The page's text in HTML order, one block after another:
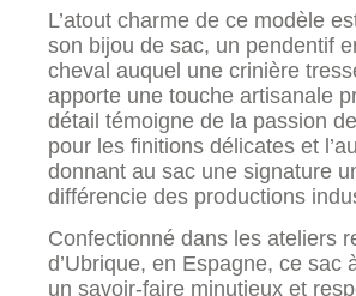
L’atout charme de ce modèle
son bijou de sac, un pendentif
cheval auquel une crinière
apporte une touche artisanale
détail témoigne de la passion
pour les finitions délicates et
donnant au sac une signature
différencie des productions
Confectionné dans les ateliers
d’Ubrique, en Espagne, ce sac
un savoir-faire minutieux et